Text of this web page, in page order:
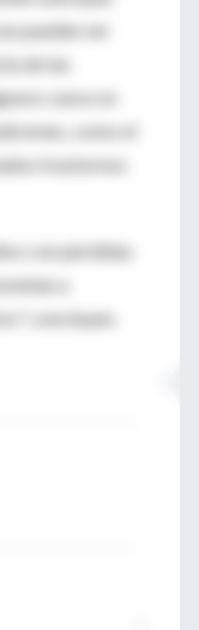
pueden ser
de las
casos no
como el
trastornos
con pérdidas
a
concluyen.